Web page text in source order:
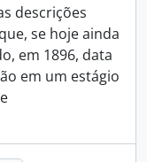
descrições
se hoje ainda
em 1896, data
em um estágio